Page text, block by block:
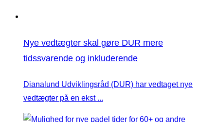
Nye vedtægter skal gøre DUR mere
tidssvarende og inkluderende
Dianalund Udviklingsråd (DUR) har vedtaget nye
vedtægter på en ekst ...